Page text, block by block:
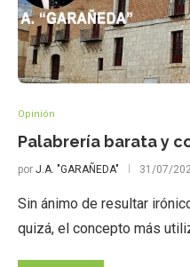
Opinión
Palabrería barata y
por J.A. "GARAÑEDA" 31/07/
Sin ánimo de resultar
quizá, el concepto más